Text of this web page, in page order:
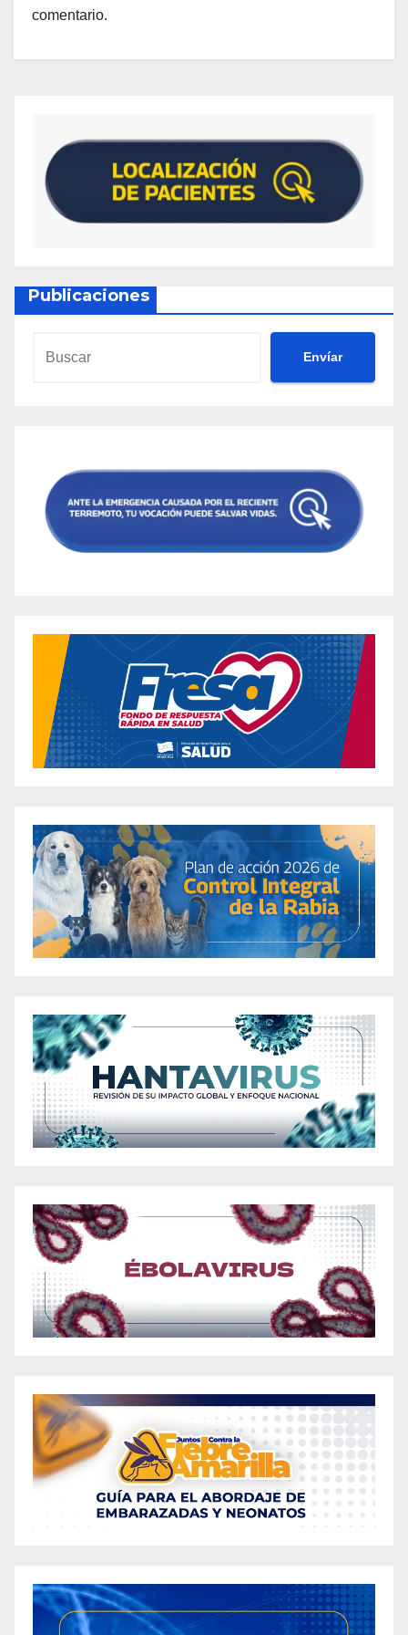
comentario.
Publicaciones
Envíar